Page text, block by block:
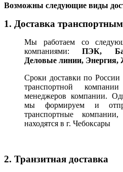
Возможны следующие виды
1. Доставка
Мы работаем со
компаниями:ПЭК,
Деловые линии, Энергия,
Сроки доставки по России
транспортной
менеджеров компании.
мы формируем и
транспортные
находятся в г. Чебоксары
2. Транзитная доставка